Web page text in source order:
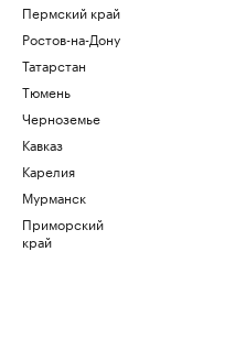
Пермский край
Ростов-на-Дону
Татарстан
Тюмень
Черноземье
Кавказ
Карелия
Мурманск
Приморский
край